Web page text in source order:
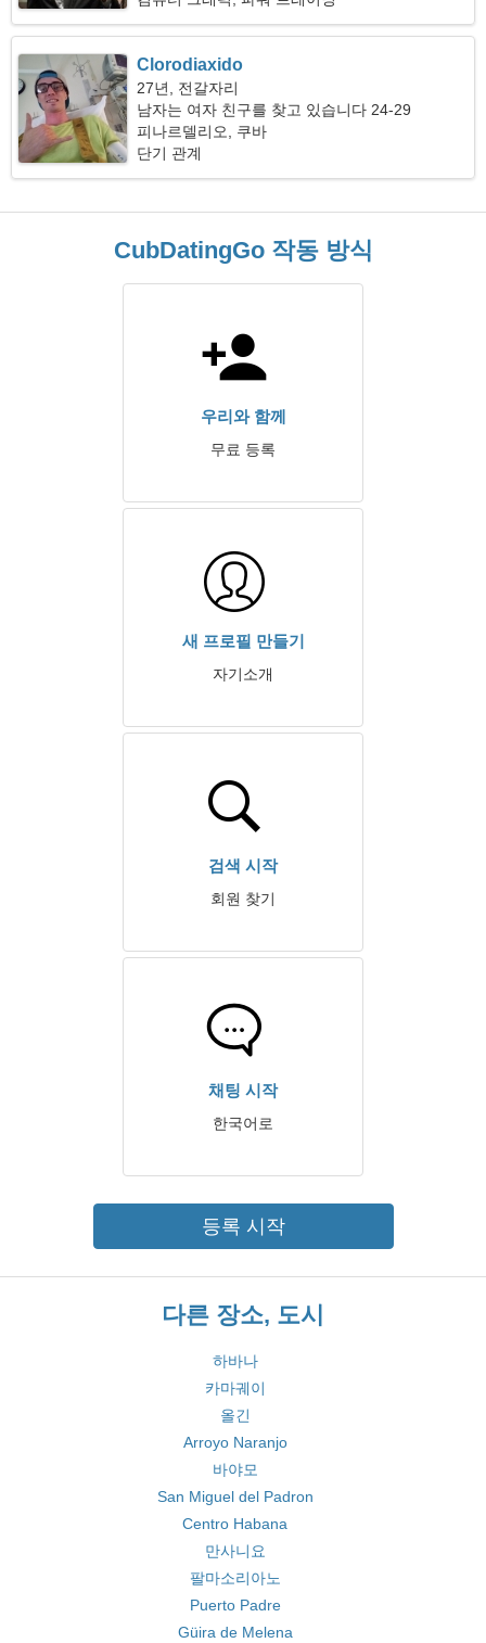
Clorodiaxido
27년, 전갈자리
남자는 여자 친구를 찾고 있습니다 24-29
피나르델리오, 쿠바
단기 관계
CubDatingGo 작동 방식
우리와 함께
무료 등록
새 프로필 만들기
자기소개
검색 시작
회원 찾기
채팅 시작
한국어로
등록 시작
다른 장소, 도시
하바나
카마궤이
올긴
Arroyo Naranjo
바야모
San Miguel del Padron
Centro Habana
만사니요
팔마소리아노
Puerto Padre
Güira de Melena